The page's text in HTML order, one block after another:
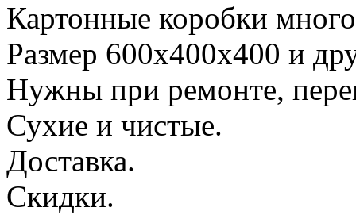
Картонные коробки
Размер 600х400х400 и
Нужны при ремонте,
Сухие и чистые.
Доставка.
Скидки.